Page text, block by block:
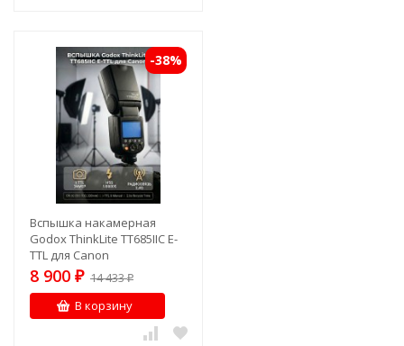
-38%
Вспышка накамерная
Godox ThinkLite TT685IIC E-
TTL для Canon
8 900 ₽ 14 433₽
В корзину